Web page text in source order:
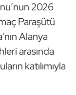
2026
Paraşütü
Alanya
arasında
katılımıyla